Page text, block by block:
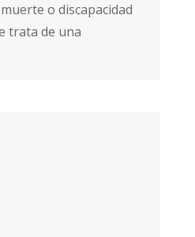
o discapacidad
trata de una